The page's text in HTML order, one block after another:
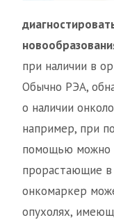
при наличии в
Обычно РЭА,
о наличии
например, при
помощью можно
прорастающие в
онкомаркер
опухолях,